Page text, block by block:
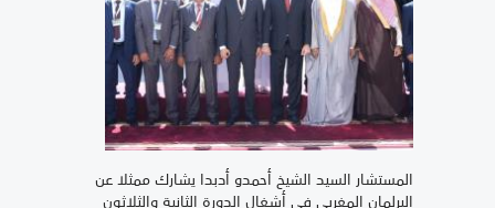
المستشار السيد الشيخ أحمدو أدبدا يشارك ممثلا عن
البرلمان المغربي في أشغال الدورة الثانية والثلاثون